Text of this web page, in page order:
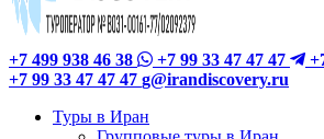
+7 499 938 46 38 +7 99 33 47 47 47
+7 99 33 47 47 47 g@irandiscovery.ru
Туры в Иран